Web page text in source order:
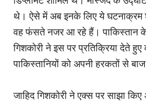
थे। ऐसे में अब इनके लिए ये घटनाक्रम
वह फंसते नजर आ रहे हैं। पाकिस्तान के
गिशकोरी ने इस पर प्रतिक्रिया देते
पाकिस्तानियों को अपनी हरकतों से
जाहिद गिशकोरी ने एक्स पर साझा